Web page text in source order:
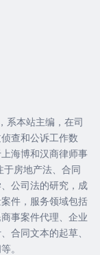
系本站主编，在司
查和公诉工作数
海博和汉商律师事
于房地产法、合同
公司法的研究，成
件，服务领域包括
事案件代理、企业
合同文本的起草、
。